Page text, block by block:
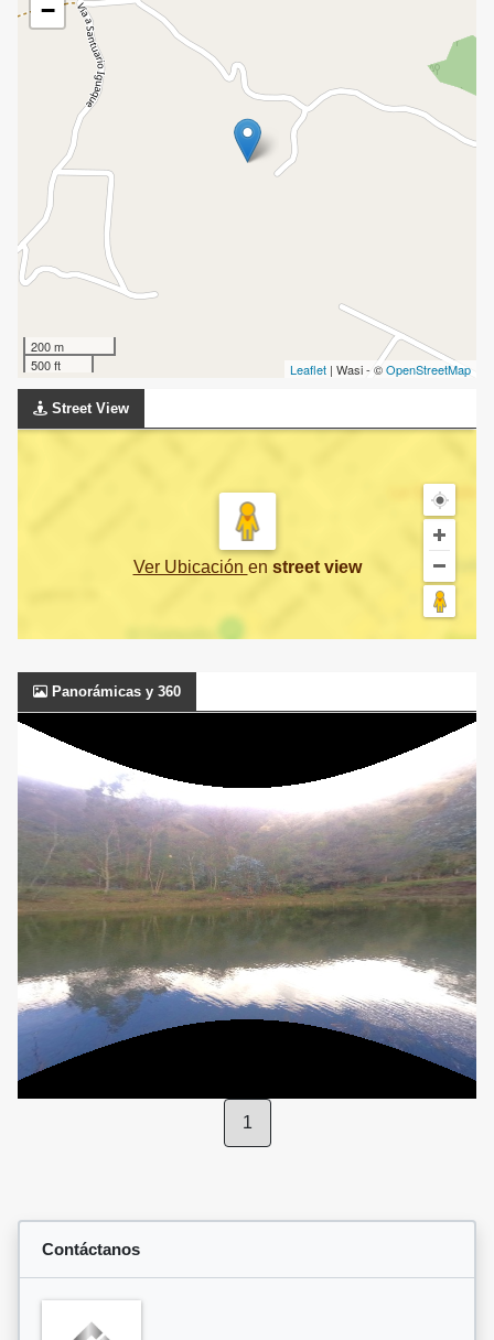
−
200 m
500 ft
Leaflet | Wasi - ©OpenStreetMap
Street View
Ver Ubicación en street view
Panorámicas y 360
1
Contáctanos